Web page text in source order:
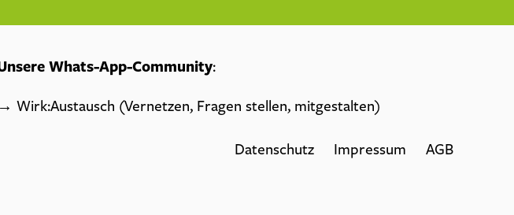
Whats-App-Community:
→ Wirk:Austausch (Vernetzen, Fragen stellen, mitgestalten)
Datenschutz Impressum AGB